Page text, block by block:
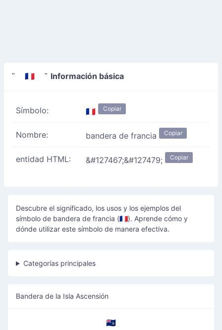
" 🇫🇷 " Información básica
Símbolo: 🇫🇷 Copiar
Nombre: bandera de francia Copiar
entidad HTML: &#127467;&#127479; Copiar
Descubre el significado, los usos y los ejemplos del
símbolo de bandera de francia (🇫🇷). Aprende cómo y
dónde utilizar este símbolo de manera efectiva.
Categorías principales
Bandera de la Isla Ascensión
🇦🇨